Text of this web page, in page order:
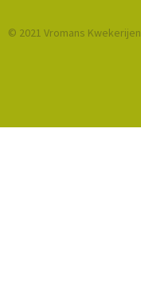
© 2021 Vromans Kwekerijen